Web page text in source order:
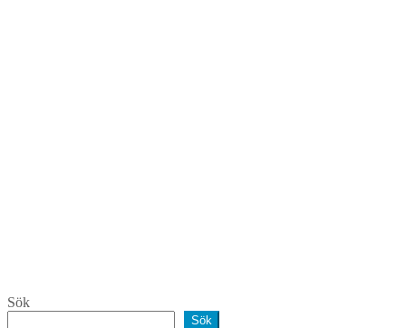
Sök
Sök